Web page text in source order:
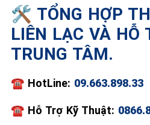
📞 09.663.898.33
🛠️ TỔNG HỢP
LIÊN LẠC VÀ HỖ
TRUNG TÂM.
☎️ HotLine: 09.663.898.33
☎ Hỗ Trợ Kỹ Thuật: